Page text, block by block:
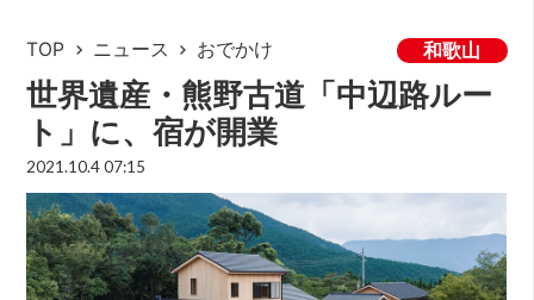
TOP ニュース おでかけ 和歌山
世界遺産・熊野古道「中辺路ルー
ト」に、宿が開業
2021.10.4 07:15